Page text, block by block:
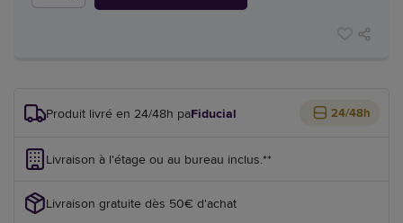
Produit livré en 24/48h parFiducial 24/48h
Livraison à l'étage ou au bureau inclus.**
Livraison gratuite dès 50€ d'achat